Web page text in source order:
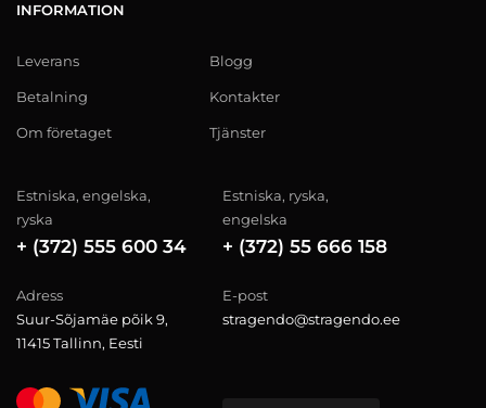
INFORMATION
Leverans
Betalning
Om företaget
Blogg
Kontakter
Tjänster
Estniska, engelska,
ryska
+ (372) 555 600 34
Estniska, ryska,
engelska
+ (372) 55 666 158
Adress
Suur-Sõjamäe põik 9,
11415 Tallinn, Eesti
E-post
stragendo@stragendo.ee